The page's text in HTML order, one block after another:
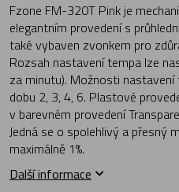
Fzone FM-320T Pink je
elegantním provedení s
také vybaven zvonkem pro
Rozsah nastavení tempa lze
za minutu). Možnosti
dobu 2, 3, 4, 6. Plastové
v barevném provedení
Jedná se o spolehlivý a přesný
maximálně 1%.
Další informace